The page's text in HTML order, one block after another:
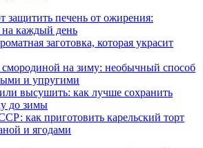
защитить печень от ожирения:
каждый день
заготовка, которая украсит
на зиму: необычный способ
и упругими
высушить: как лучше сохранить
до зимы
как приготовить карельский торт
и ягодами